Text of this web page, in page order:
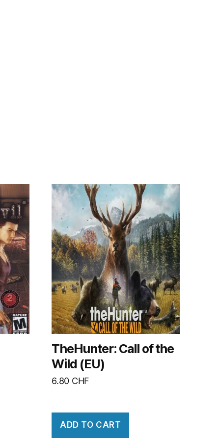
TheHunter: Call of the
Wild (EU)
6.80 CHF
ADD TO CART